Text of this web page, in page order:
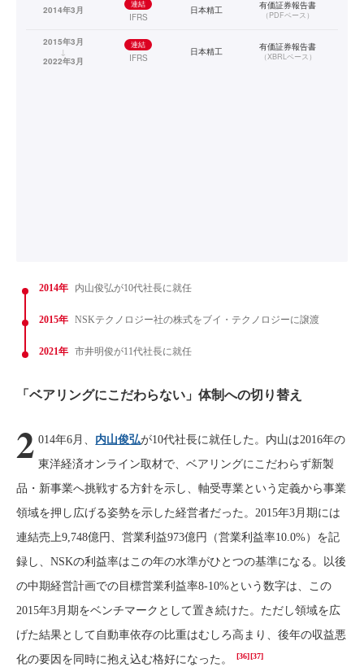
2014年3月
連結
IFRS
日本精工 有価証券報告書
（PDFベース ）
2015年3月
↓
2022年3月
連結
IFRS
日本精工 有価証券報告書
（XBRLベース ）
2014年 内山俊弘が10代社長に就任
2015年 NSKテクノロジー社の株式をブイ・テクノロジーに譲渡
2021年 市井明俊が11代社長に就任
「ベアリングにこだわらない」体制への切り替え
2 014年6月、 内山俊弘が10代社長に就任した。内山は2016年の
東洋経済オンライン取材で、ベアリングにこだわらず新製
品・新事業へ挑戦する方針を示し、軸受専業という定義から事業
領域を押し広げる姿勢を示した経営者だった。2015年3月期には
連結売上9,748億円、営業利益973億円（営業利益率10.0%）を記
録し、NSKの利益率はこの年の水準がひとつの基準になる。以後
の中期経営計画での目標営業利益率8-10%という数字は、この
2015年3月期をベンチマークとして置き続けた。ただし領域を広
げた結果として自動車依存の比重はむしろ高まり、後年の収益悪
化の要因を同時に抱え込む格好になった。
[36][37]